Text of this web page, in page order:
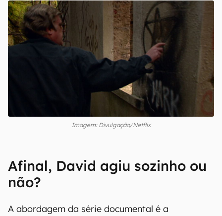
Imagem: Divulgação/Netflix
Afinal, David agiu sozinho ou
não?
A abordagem da série documental é a